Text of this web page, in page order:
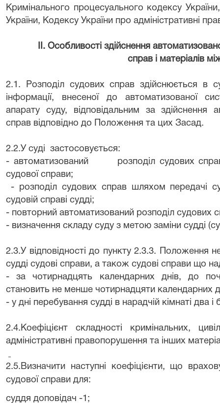
Кримінального процесуального кодексу
України, Кодексу України про адміністративні
ІІ. Особливості здійснення
справ і матеріалів
2.1. Розподіл судових справ здійснюється в
інформації, внесеної до автоматизованої
апарату суду, відповідальним за здійснення
справ відповідно до Положення та цих Засад.
2.2.У суді
застосовується:
- автоматизований
розподіл судових
судової справи;
- розподіл судових справ шляхом передачі
судовій справі судді;
- повторний автоматизований розподіл судових
- визначення складу суду з метою заміни судді
2.3.У відповідності до пункту 2.3.3. Положення
судді судові справи, а також судові справи що
- за чотирнадцять календарних днів, до
становить не менше чотирнадцяти календарних
- у дні перебування судді в нарадчій кімнаті два
2.4.Коефіцієнт складності кримінальних,
адміністративні правопорушення та інших
2.5.Визначити наступні коефіцієнти, що
судової справи для:
суддя доповідач -1;